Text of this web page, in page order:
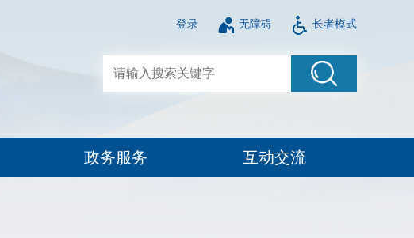
登录 无障碍 长者模式
政务服务 互动交流